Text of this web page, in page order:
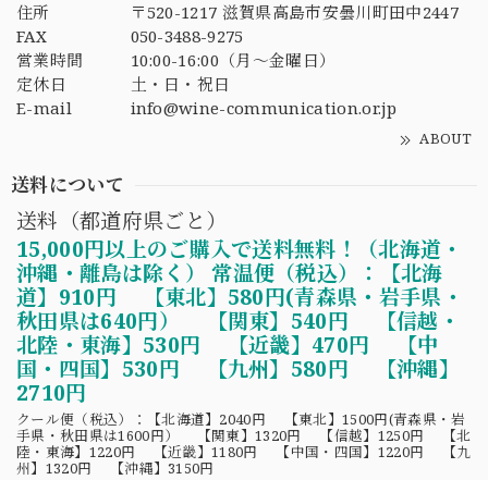
住所
〒520-1217 滋賀県高島市安曇川町田中2447
FAX
050-3488-9275
営業時間
10:00-16:00（月〜金曜日）
定休日
土・日・祝日
E-mail
info@wine-communication.or.jp
ABOUT
送料について
送料（都道府県ごと）
15,000円以上のご購入で送料無料！（北海道・
沖縄・離島は除く） 常温便（税込）：【北海
道】910円 【東北】580円(青森県・岩手県・
秋田県は640円） 【関東】540円 【信越・
北陸・東海】530円 【近畿】470円 【中
国・四国】530円 【九州】580円 【沖縄】
2710円
クール便（税込）：【北海道】2040円 【東北】1500円(青森県・岩
手県・秋田県は1600円） 【関東】1320円 【信越】1250円 【北
陸・東海】1220円 【近畿】1180円 【中国・四国】1220円 【九
州】1320円 【沖縄】3150円